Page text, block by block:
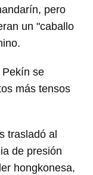
pero
un "caballo
Pekín se
más tensos
trasladó al
de presión
hongkonesa,